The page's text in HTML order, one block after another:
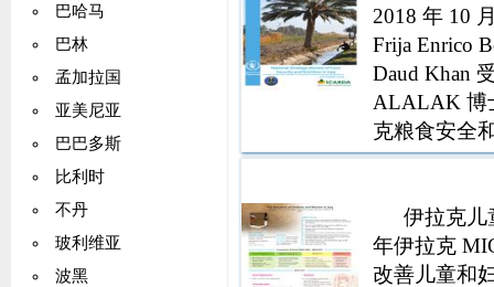
巴哈马
巴林
孟加拉国
亚美尼亚
巴巴多斯
比利时
不丹
玻利维亚
波黑
2018 年 10
Frija Enrico
Daud Khan
ALALAK 博
克粮食安全
伊拉克儿
年伊拉克
改善儿童和